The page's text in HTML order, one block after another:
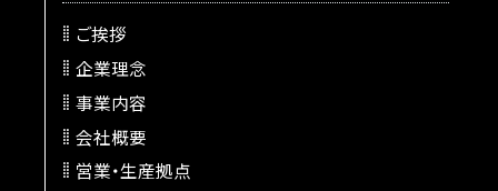
ご挨拶
企業理念
事業内容
会社概要
営業・生産拠点